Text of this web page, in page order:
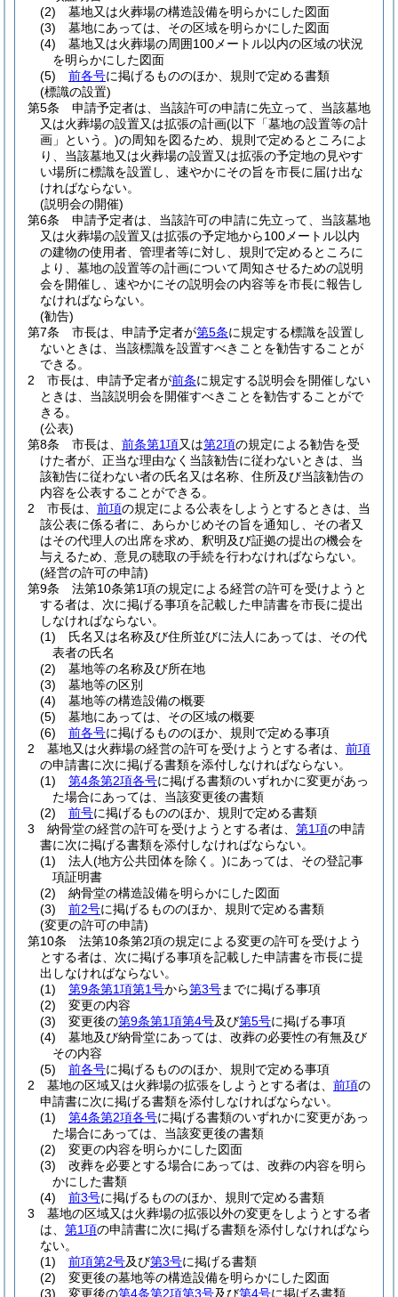
(2)
墓地又は火葬場の構造設備を明らかにした図面
(3)
墓地にあっては、その区域を明らかにした図面
(4)
墓地又は火葬場の周囲100メートル以内の区域の状況
を明らかにした図面
(5)
前各号に掲げるもののほか、規則で定める書類
(標識の設置)
第5条
申請予定者は、当該許可の申請に先立って、当該墓地
又は火葬場の設置又は拡張の計画(以下「墓地の設置等の計
画」という。)の周知を図るため、規則で定めるところによ
り、当該墓地又は火葬場の設置又は拡張の予定地の見やす
い場所に標識を設置し、速やかにその旨を市長に届け出な
ければならない。
(説明会の開催)
第6条
申請予定者は、当該許可の申請に先立って、当該墓地
又は火葬場の設置又は拡張の予定地から100メートル以内
の建物の使用者、管理者等に対し、規則で定めるところに
より、墓地の設置等の計画について周知させるための説明
会を開催し、速やかにその説明会の内容等を市長に報告し
なければならない。
(勧告)
第7条
市長は、申請予定者が第5条に規定する標識を設置し
ないときは、当該標識を設置すべきことを勧告することが
できる。
2
市長は、申請予定者が前条に規定する説明会を開催しない
ときは、当該説明会を開催すべきことを勧告することがで
きる。
(公表)
第8条
市長は、 前条第1項又は第2項の規定による勧告を受
けた者が、正当な理由なく当該勧告に従わないときは、当
該勧告に従わない者の氏名又は名称、住所及び当該勧告の
内容を公表することができる。
2
市長は、 前項の規定による公表をしようとするときは、当
該公表に係る者に、あらかじめその旨を通知し、その者又
はその代理人の出席を求め、釈明及び証拠の提出の機会を
与えるため、意見の聴取の手続を行わなければならない。
(経営の許可の申請)
第9条
法第10条第1項の規定による経営の許可を受けようと
する者は、次に掲げる事項を記載した申請書を市長に提出
しなければならない。
(1)
氏名又は名称及び住所並びに法人にあっては、その代
表者の氏名
(2)
墓地等の名称及び所在地
(3)
墓地等の区別
(4)
墓地等の構造設備の概要
(5)
墓地にあっては、その区域の概要
(6)
前各号に掲げるもののほか、規則で定める事項
2
墓地又は火葬場の経営の許可を受けようとする者は、 前項
の申請書に次に掲げる書類を添付しなければならない。
(1)
第4条第2項各号に掲げる書類のいずれかに変更があっ
た場合にあっては、当該変更後の書類
(2)
前号に掲げるもののほか、規則で定める書類
3
納骨堂の経営の許可を受けようとする者は、 第1項の申請
書に次に掲げる書類を添付しなければならない。
(1)
法人(地方公共団体を除く。)にあっては、その登記事
項証明書
(2)
納骨堂の構造設備を明らかにした図面
(3)
前2号に掲げるもののほか、規則で定める書類
(変更の許可の申請)
第10条
法第10条第2項の規定による変更の許可を受けよう
とする者は、次に掲げる事項を記載した申請書を市長に提
出しなければならない。
(1)
第9条第1項第1号から第3号までに掲げる事項
(2)
変更の内容
(3)
変更後の第9条第1項第4号及び第5号に掲げる事項
(4)
墓地及び納骨堂にあっては、改葬の必要性の有無及び
その内容
(5)
前各号に掲げるもののほか、規則で定める事項
2
墓地の区域又は火葬場の拡張をしようとする者は、 前項の
申請書に次に掲げる書類を添付しなければならない。
(1)
第4条第2項各号に掲げる書類のいずれかに変更があっ
た場合にあっては、当該変更後の書類
(2)
変更の内容を明らかにした図面
(3)
改葬を必要とする場合にあっては、改葬の内容を明ら
かにした書類
(4)
前3号に掲げるもののほか、規則で定める書類
3
墓地の区域又は火葬場の拡張以外の変更をしようとする者
は、 第1項の申請書に次に掲げる書類を添付しなければなら
ない。
(1)
前項第2号及び第3号に掲げる書類
(2)
変更後の墓地等の構造設備を明らかにした図面
(3)
変更後の第4条第2項第3号及び第4号に掲げる書類